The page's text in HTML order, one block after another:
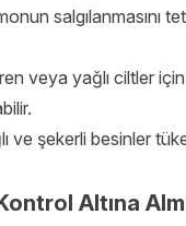
veya yağlı ciltler
ve şekerli besinler
Altına